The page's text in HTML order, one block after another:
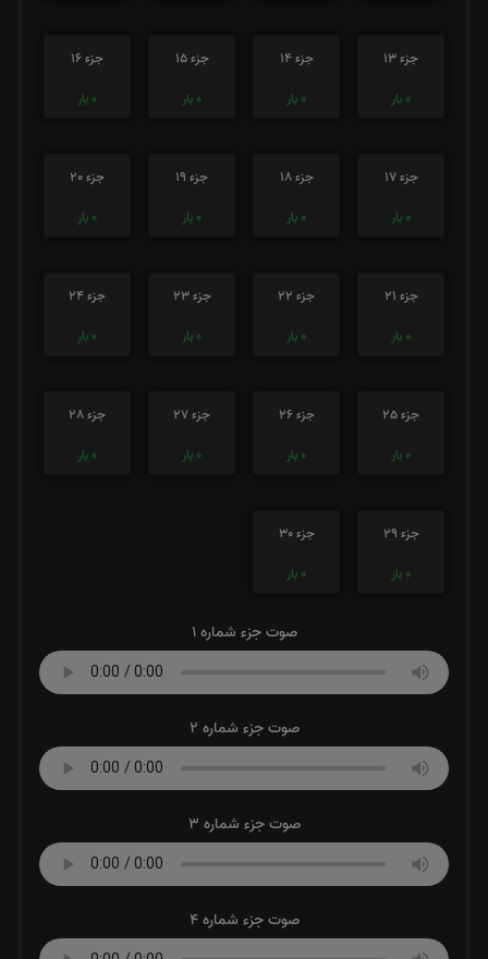
جزء 13
0 بار
جزء 14
0 بار
جزء 15
0 بار
جزء 16
0 بار
جزء 17
0 بار
جزء 18
0 بار
جزء 19
0 بار
جزء 20
0 بار
جزء 21
0 بار
جزء 22
0 بار
جزء 23
0 بار
جزء 24
0 بار
جزء 25
0 بار
جزء 26
0 بار
جزء 27
0 بار
جزء 28
0 بار
جزء 29
0 بار
جزء 30
0 بار
صوت جزء شماره 1
صوت جزء شماره 2
صوت جزء شماره 3
صوت جزء شماره 4